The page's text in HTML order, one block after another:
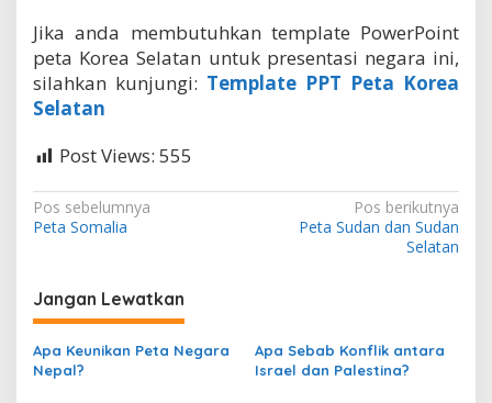
Jika anda membutuhkan template PowerPoint
peta Korea Selatan untuk presentasi negara ini,
silahkan kunjungi: Template PPT Peta Korea
Selatan
Post Views: 555
N
a
i
g
a
Pos sebelumnya
Peta Somalia
Pos berikutnya
Peta Sudan dan Sudan
Selatan
Jangan Lewatkan
Apa Keunikan Peta Negara
Nepal?
Apa Sebab Konflik antara
Israel dan Palestina?